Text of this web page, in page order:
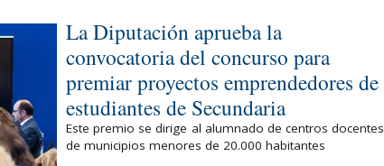
La Diputación aprueba la
convocatoria del concurso para
premiar proyectos emprendedores de
estudiantes de Secundaria
Este premio se dirige al alumnado de centros docentes
de municipios menores de 20.000 habitantes